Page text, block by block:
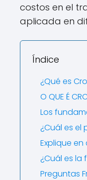
costos en el
aplicada en
Índice
¿Qué es
O QUE É
Los
¿Cuál es
Explique
¿Cuál es la
Preguntas